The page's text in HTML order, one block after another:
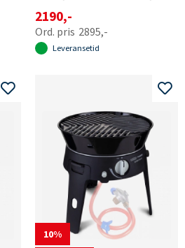
2190,-
2895,-
Leveransetid
10